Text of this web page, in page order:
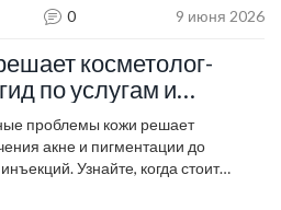
0 9 июня 2026
косметолог-
по услугам и
проблемы кожи решает
акне и пигментации до
Узнайте, когда стоит